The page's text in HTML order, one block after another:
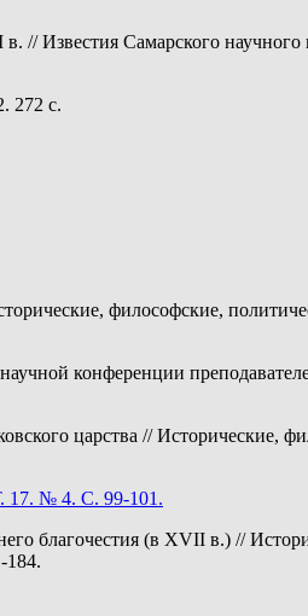
// Известия Самарского научного
272 с.
философские,
конференции
царства // Исторические,
17. № 4. С. 99-101.
благочестия (в XVII в.) //
184.